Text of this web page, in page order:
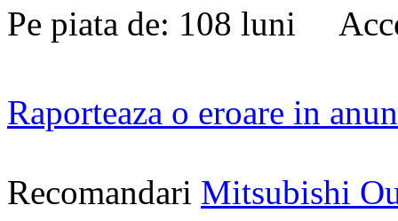
Pe piata de: 108 luni
Raporteaza o eroare in
Recomandari Mitsubishi